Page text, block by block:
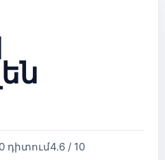
դիտում4.6 / 10